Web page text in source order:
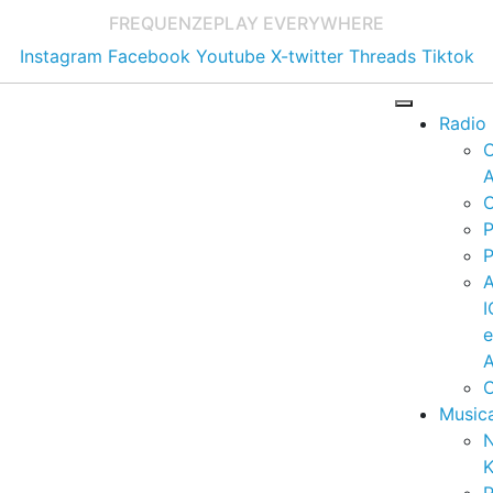
FREQUENZEPLAY EVERYWHERE
Instagram Facebook Youtube X-twitter Threads Tiktok
Radio
e